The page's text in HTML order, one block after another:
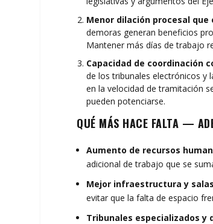
Menor dilación procesal
demoras generan beneficios
Mantener más días de trabajo
Capacidad de coordinación
de los tribunales electrónicos y
en la velocidad de tramitación
pueden potenciarse.
QUÉ MÁS HACE FALTA —
Aumento de recursos
adicional de trabajo que se
Mejor infraestructura y
evitar que la falta de espacio
Tribunales especializados y